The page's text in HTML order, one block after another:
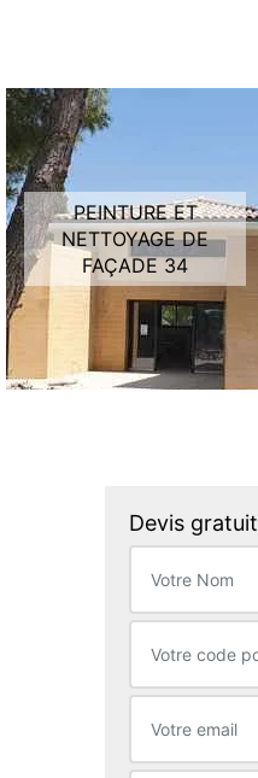
PEINTURE ET
NETTOYAGE DE
FAÇADE 34
Devis gratuit